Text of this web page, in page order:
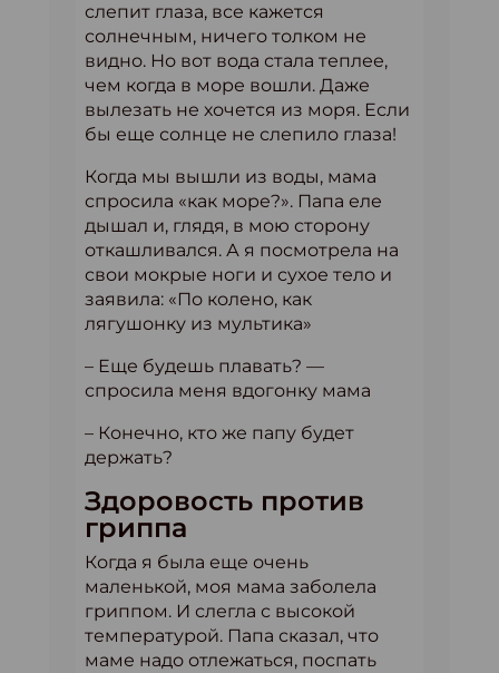
слепит глаза, все кажется
солнечным, ничего толком не
видно. Но вот вода стала теплее,
чем когда в море вошли. Даже
вылезать не хочется из моря. Если
бы еще солнце не слепило глаза!
Когда мы вышли из воды, мама
спросила «как море?». Папа еле
дышал и, глядя, в мою сторону
откашливался. А я посмотрела на
свои мокрые ноги и сухое тело и
заявила: «По колено, как
лягушонку из мультика»
– Еще будешь плавать? —
спросила меня вдогонку мама
– Конечно, кто же папу будет
держать?
Здоровость против
гриппа
Когда я была еще очень
маленькой, моя мама заболела
гриппом. И слегла с высокой
температурой. Папа сказал, что
маме надо отлежаться, поспать